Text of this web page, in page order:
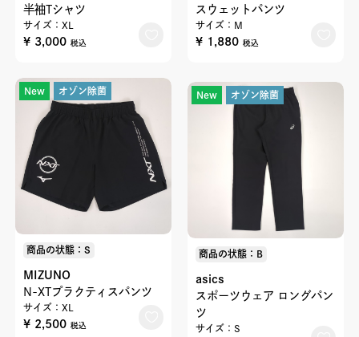
半袖Tシャツ
サイズ：XL
¥ 3,000 税込
スウェットパンツ
サイズ：M
¥ 1,880 税込
New オゾン除菌
商品の状態：S
MIZUNO
N-XTプラクティスパンツ
サイズ：XL
¥ 2,500 税込
New オゾン除菌
商品の状態：B
asics
スポーツウェア ロングパン
ツ
サイズ：S